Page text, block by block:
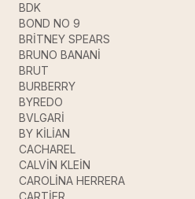
BDK
BOND NO 9
BRİTNEY SPEARS
BRUNO BANANİ
BRUT
BURBERRY
BYREDO
BVLGARİ
BY KİLİAN
CACHAREL
CALVİN KLEİN
CAROLİNA HERRERA
CARTİER